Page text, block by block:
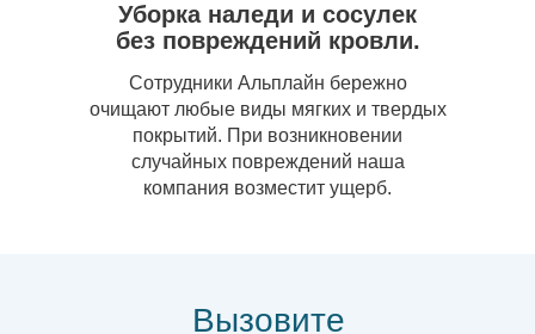
Сотрудники Альплайн бережно
очищают любые виды мягких и твердых
покрытий. При возникновении
случайных повреждений наша
компания возместит ущерб.
Уборка наледи и сосулек
без повреждений кровли.
Вызовите